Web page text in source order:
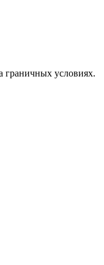
граничных условиях.